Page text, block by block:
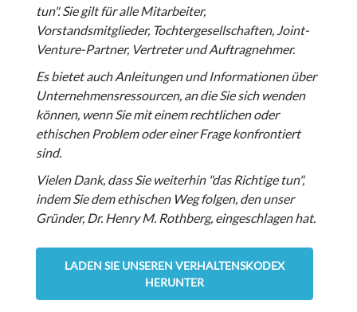
tun".Sie gilt für alle Mitarbeiter,
Vorstandsmitglieder, Tochtergesellschaften, Joint-
Venture-Partner, Vertreter und Auftragnehmer.
Es bietet auch Anleitungen und Informationen über
Unternehmensressourcen, an die Sie sich wenden
können, wenn Sie mit einem rechtlichen oder
ethischen Problem oder einer Frage konfrontiert
sind.
Vielen Dank, dass Sie weiterhin "das Richtige tun",
indem Sie dem ethischen Weg folgen, den unser
Gründer, Dr. Henry M. Rothberg, eingeschlagen hat.
LADEN SIE UNSEREN VERHALTENSKODEX
HERUNTER